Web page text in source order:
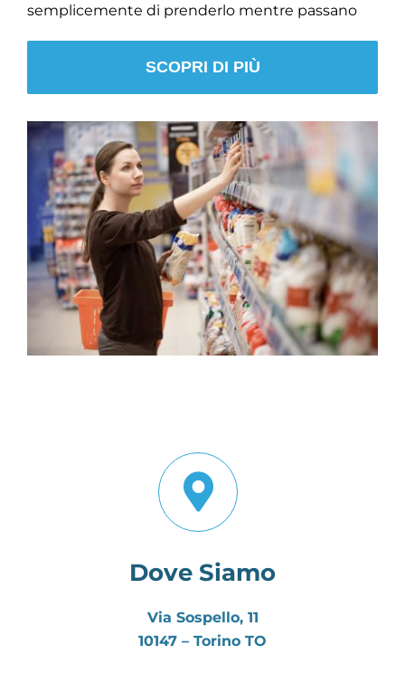
semplicemente di prenderlo mentre passano
SCOPRI DI PIÙ
Dove Siamo
Via Sospello, 11
10147 – Torino TO